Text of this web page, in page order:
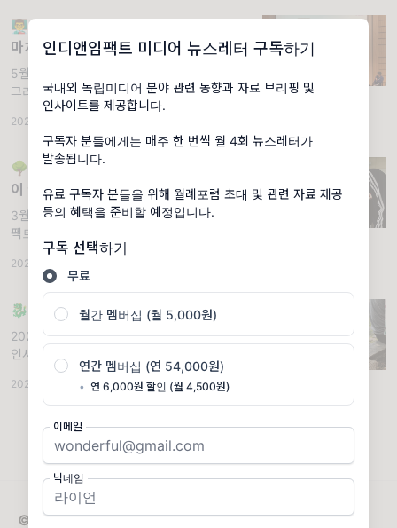
인디앤임팩트 미디어 뉴스레터 구독하기
국내외 독립미디어 분야 관련 동향과 자료 브리핑 및
인사이트를 제공합니다.
구독자 분들에게는 매주 한 번씩 월 4회 뉴스레터가
발송됩니다.
유료 구독자 분들을 위해 월례포럼 초대 및 관련 자료 제공
등의 혜택을 준비할 예정입니다.
구독 선택하기
무료
월간 멤버십 (월 5,000원)
연간 멤버십 (연 54,000원)
• 연 6,000원 할인 (월 4,500원)
이메일
닉네임
👨‍🏫[101호] 한국 영화의 재도약, 지금이
마지막 기회 - 영화인연대 중·장기 정책
제안 포럼
5월 4주 (2025). 💌 뉴스레터 101호 ⭕ 계엄
그리고 탄핵으로 조기에 치러지는 제21대 대선
이 2주 앞으로 다가왔습니다. 정치 환경의 변화
가능성과 함께 AI 등 기술 혁신과 급변하는 미
디어 환경
2025.05.22
🌳[52호] 지역영화도 훌륭한 교육자원
이 될 수 있다!
3월 1주 (2024). 💌 뉴스레터 52호 인디&임
팩트 52호는 강릉 지역에서 3년 동안 진행된
'지역영화 리터러시' 활동을 소개합니다! 😀
🎬 2021년부터 2023년까지 지역영화 현황
조사, 교육 자
2024.03.07
🐉인디&임팩트 38~46호 모아보기
2024년 1월 둘째주. 🌅 안녕하세요. 새해 첫
인사 드립니다. 2024년 새해 첫 번째 뉴스레터
는 인디&임팩트 모아보기입니다! 🙆‍♂️ 지난 해
10월부터 12월까지 인디&임팩트는 어떤 소식
을 전했을까
2024.01.12 조회 863
© 2026 인디앤임팩트 미디어 뉴스레터